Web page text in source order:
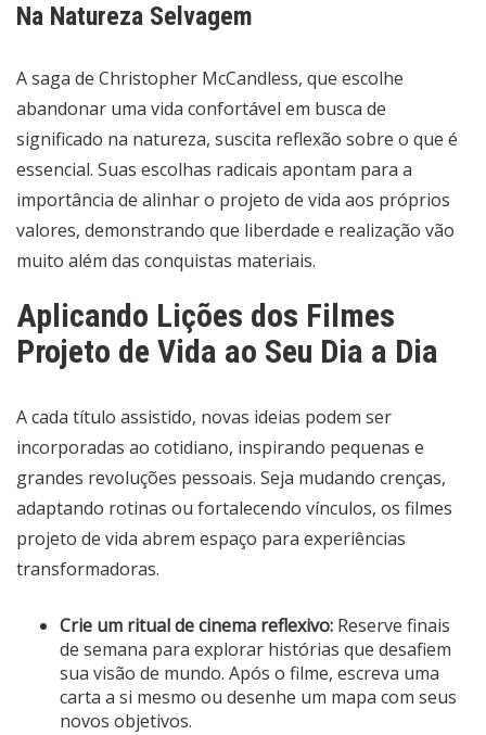
Na Natureza Selvagem
A saga de Christopher McCandless, que escolhe
abandonar uma vida confortável em busca de
significado na natureza, suscita reflexão sobre o que é
essencial. Suas escolhas radicais apontam para a
importância de alinhar o projeto de vida aos próprios
valores, demonstrando que liberdade e realização vão
muito além das conquistas materiais.
Aplicando Lições dos Filmes
Projeto de Vida ao Seu Dia a Dia
A cada título assistido, novas ideias podem ser
incorporadas ao cotidiano, inspirando pequenas e
grandes revoluções pessoais. Seja mudando crenças,
adaptando rotinas ou fortalecendo vínculos, os filmes
projeto de vida abrem espaço para experiências
transformadoras.
Crie um ritual de cinema reflexivo: Reserve finais
de semana para explorar histórias que desafiem
sua visão de mundo. Após o filme, escreva uma
carta a si mesmo ou desenhe um mapa com seus
novos objetivos.